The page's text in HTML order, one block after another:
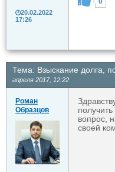
20.02.2022
17:26
Тема: Взыскание долга,
апреля 2017, 12:22
Роман
Образцов
вопрос,
своей